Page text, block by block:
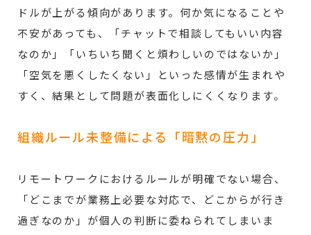
ドルが上がる傾向があります。何か気になることや
不安があっても、「チャットで相談してもいい内容
なのか」「いちいち聞くと煩わしいのではないか」
「空気を悪くしたくない」といった感情が生まれや
すく、結果として問題が表面化しにくくなります。
組織ルール未整備による「暗黙の圧力」
リモートワークにおけるルールが明確でない場合、
「どこまでが業務上必要な対応で、どこからが行き
過ぎなのか」が個人の判断に委ねられてしまいま